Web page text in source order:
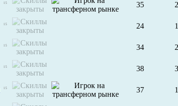
15 35 2
15 24 1
15 34 2
15 38 3
15 37 1